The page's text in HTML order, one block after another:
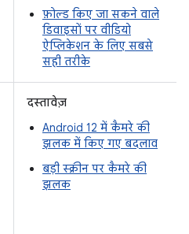
फ़ोल्ड किए जा सकने वाले
डिवाइसों पर वीडियो
ऐप्लिकेशन के लिए सबसे
सही तरीके
दस्तावेज़
Android 12 में कैमरे की
झलक में किए गए बदलाव
बड़ी स्क्रीन पर कैमरे की
झलक